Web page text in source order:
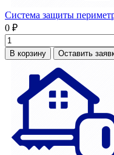
Система защиты
0 ₽
В корзину Оставить